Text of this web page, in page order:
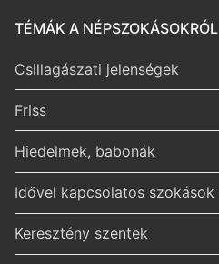
TÉMÁK A NÉPSZOKÁSOKRÓL
Csillagászati jelenségek
Friss
Hiedelmek, babonák
Idővel kapcsolatos szokások
Keresztény szentek